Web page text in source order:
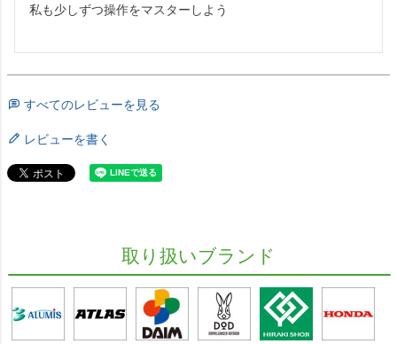
私も少しずつ操作をマスターしよう
すべてのレビューを見る
レビューを書く
取り扱いブランド